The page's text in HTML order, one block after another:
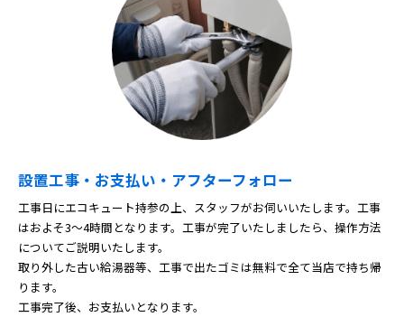
設置工事・お支払い・アフターフォロー
工事日にエコキュート持参の上、スタッフがお伺いいたします。工事
はおよそ3～4時間となります。工事が完了いたしましたら、操作方法
についてご説明いたします。
取り外した古い給湯器等、工事で出たゴミは無料で全て当店で持ち帰
ります。
工事完了後、お支払いとなります。